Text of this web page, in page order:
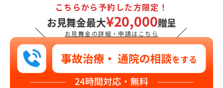
＼
こちらから予約した方限定！
お見舞金最大¥20,000贈呈
お見舞金の詳細・申請はこちら ／